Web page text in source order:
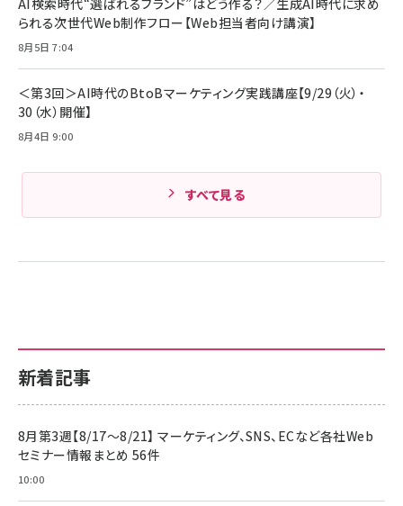
新着記事
8月第3週【8/17～8/21】 マーケティング、SNS、ECなど各社Web
セミナー情報まとめ 56件
10:00
AI検索時代“選ばれるブランド”はどう作る？／生成AI時代に求め
られる次世代Web制作フロー【Web担当者向け講演】
8月5日 7:04
＜第3回＞AI時代のBtoBマーケティング実践講座【9/29（火）・
30（水）開催】
8月4日 9:00
すべて見る